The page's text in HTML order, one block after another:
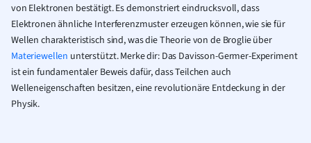
von Elektronen bestätigt. Es demonstriert eindrucksvoll, dass
Elektronen ähnliche Interferenzmuster erzeugen können, wie sie für
Wellen charakteristisch sind, was die Theorie von de Broglie über
Materiewellen unterstützt. Merke dir: Das Davisson-Germer-Experiment
ist ein fundamentaler Beweis dafür, dass Teilchen auch
Welleneigenschaften besitzen, eine revolutionäre Entdeckung in der
Physik.